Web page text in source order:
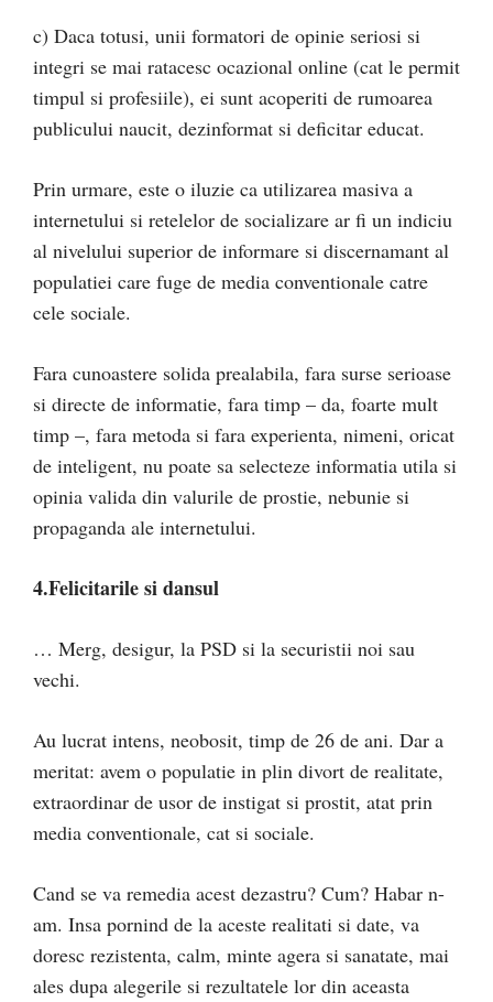
c) Daca totusi, unii formatori de opinie seriosi si
integri se mai ratacesc ocazional online (cat le permit
timpul si profesiile), ei sunt acoperiti de rumoarea
publicului naucit, dezinformat si deficitar educat.
Prin urmare, este o iluzie ca utilizarea masiva a
internetului si retelelor de socializare ar fi un indiciu
al nivelului superior de informare si discernamant al
populatiei care fuge de media conventionale catre
cele sociale.
Fara cunoastere solida prealabila, fara surse serioase
si directe de informatie, fara timp – da, foarte mult
timp –, fara metoda si fara experienta, nimeni, oricat
de inteligent, nu poate sa selecteze informatia utila si
opinia valida din valurile de prostie, nebunie si
propaganda ale internetului.
4.Felicitarile si dansul
… Merg, desigur, la PSD si la securistii noi sau
vechi.
Au lucrat intens, neobosit, timp de 26 de ani. Dar a
meritat: avem o populatie in plin divort de realitate,
extraordinar de usor de instigat si prostit, atat prin
media conventionale, cat si sociale.
Cand se va remedia acest dezastru? Cum? Habar n-
am. Insa pornind de la aceste realitati si date, va
doresc rezistenta, calm, minte agera si sanatate, mai
ales dupa alegerile si rezultatele lor din aceasta